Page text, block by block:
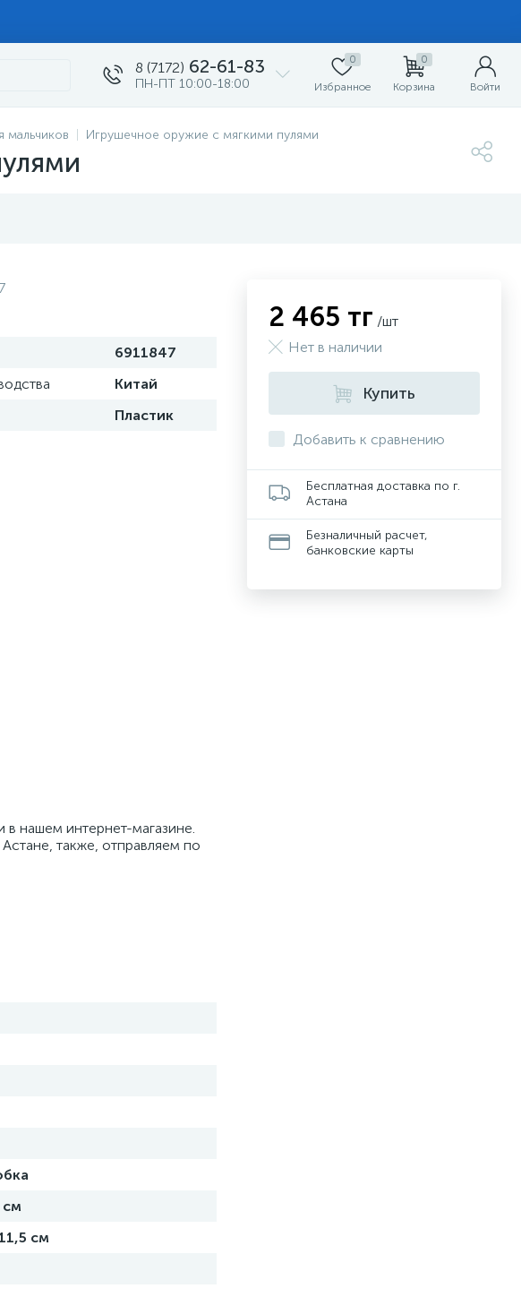
8 (7172) 62-61-83
ПН-ПТ 10:00-18:00
0
Избранное
0
Корзина Войти
мальчиков Игрушечное оружие с мягкими пулями
6911847
Китай
Пластик
в нашем интернет-магазине.
также, отправляем по
см
см
2 465 тг /шт
Нет в наличии
Купить
Добавить к сравнению
Бесплатная доставка по г.
Астана
Безналичный расчет,
банковские карты